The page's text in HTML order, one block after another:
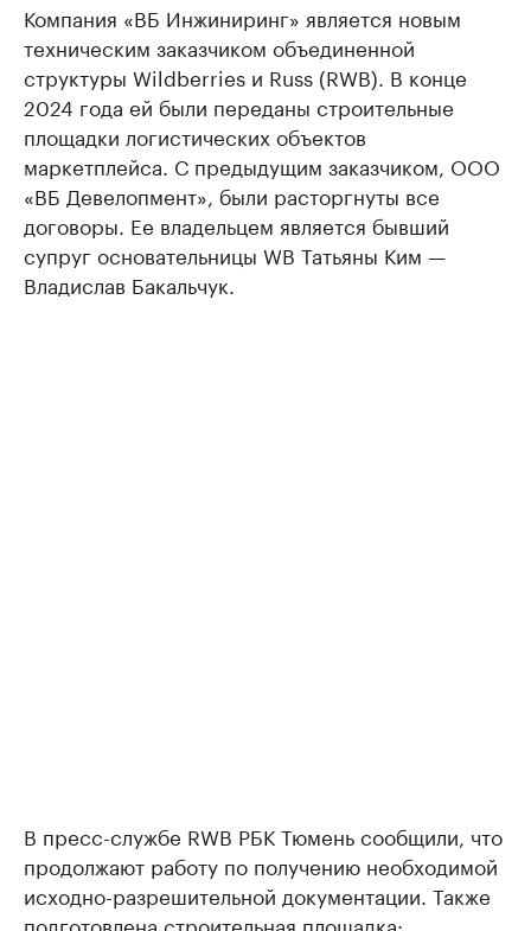
Компания «ВБ Инжиниринг» является новым
техническим заказчиком объединенной
структуры Wildberries и Russ (RWB). В конце
2024 года ей были переданы строительные
площадки логистических объектов
маркетплейса. С предыдущим заказчиком, ООО
«ВБ Девелопмент», были расторгнуты все
договоры. Ее владельцем является бывший
супруг основательницы WB Татьяны Ким —
Владислав Бакальчук.
В пресс-службе RWB РБК Тюмень сообщили, что
продолжают работу по получению необходимой
исходно-разрешительной документации. Также
подготовлена строительная площадка: